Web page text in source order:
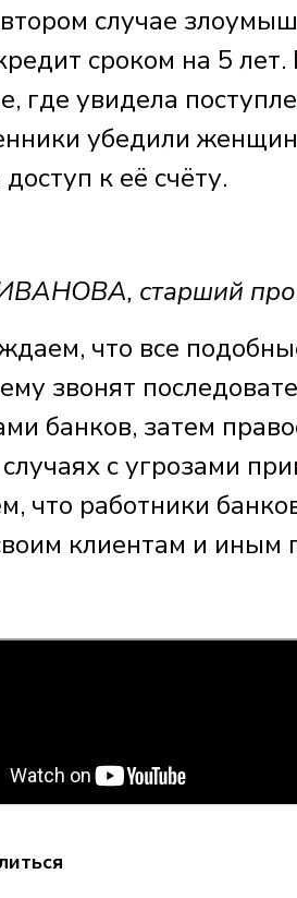
случае
сроком на 5
где увидела
убедили
к её счёту.
старший
что все
звонят
банков, затем
с угрозами
что работники
клиентам и иным